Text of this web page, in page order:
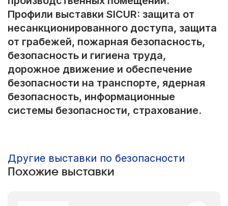
Профили выставки SICUR: защита от
несанкционированного доступа, защита
от грабежей, пожарная безопасность,
безопасность и гигиена труда,
дорожное движение и обеспечение
безопасности на транспорте, ядерная
безопасность, информационные
системы безопасности, страхование.
Другие выставки по безопасности
Похожие выставки